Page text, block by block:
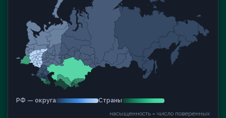
РФ — округа
Страны
насыщенность = число поверенных